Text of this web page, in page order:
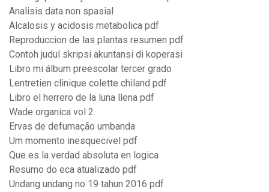
Analisis data non spasial
Alcalosis y acidosis metabolica pdf
Reproduccion de las plantas resumen pdf
Contoh judul skripsi akuntansi di koperasi
Libro mi álbum preescolar tercer grado
Lentretien clinique colette chiland pdf
Libro el herrero de la luna llena pdf
Wade organica vol 2
Ervas de defumação umbanda
Um momento inesquecivel pdf
Que es la verdad absoluta en logica
Resumo do eca atualizado pdf
Undang undang no 19 tahun 2016 pdf